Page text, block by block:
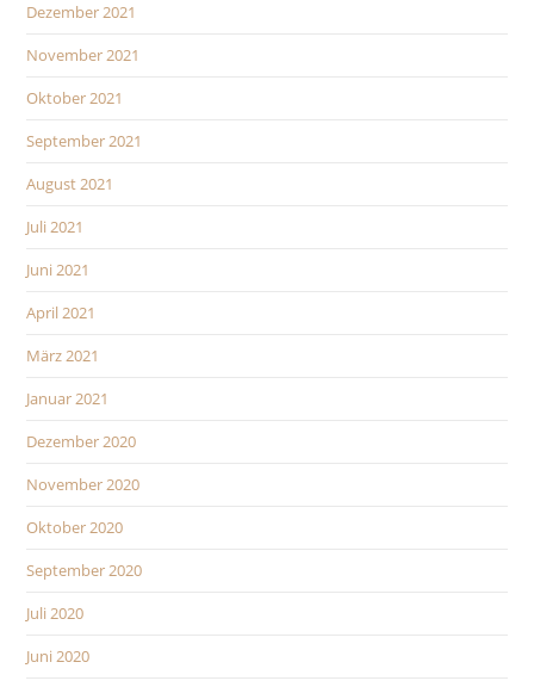
Dezember 2021
November 2021
Oktober 2021
September 2021
August 2021
Juli 2021
Juni 2021
April 2021
März 2021
Januar 2021
Dezember 2020
November 2020
Oktober 2020
September 2020
Juli 2020
Juni 2020